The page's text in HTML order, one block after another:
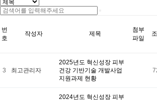
번
호
작성자 제목
첨부
파일
3 최고관리자
2025년도 혁신성장 피부
건강 기반기술 개발사업
지원과제 현황
2024년도 혁신성장 피부